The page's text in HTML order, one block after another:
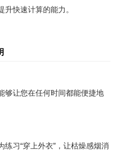
快速计算的能力。
够让您在任何时间都能便捷地
习“穿上外衣”，让枯燥感烟消